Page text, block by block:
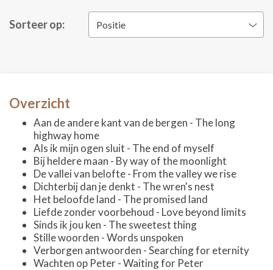
Sorteer op: Positie
Overzicht
Aan de andere kant van de bergen - The long
highway home
Als ik mijn ogen sluit - The end of myself
Bij heldere maan - By way of the moonlight
De vallei van belofte - From the valley we rise
Dichterbij dan je denkt - The wren's nest
Het beloofde land - The promised land
Liefde zonder voorbehoud - Love beyond limits
Sinds ik jou ken - The sweetest thing
Stille woorden - Words unspoken
Verborgen antwoorden - Searching for eternity
Wachten op Peter - Waiting for Peter